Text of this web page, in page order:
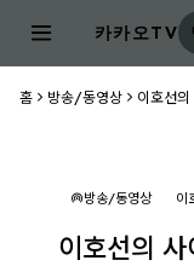
카카오TV
홈 방송/동영상 이호선
방송/동영상 이
이호선의